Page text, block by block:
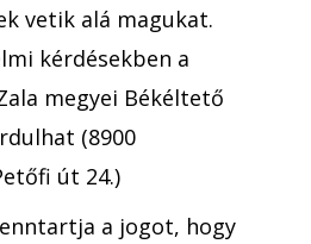
vetik alá magukat.
kérdésekben a
megyei Békéltető
(8900
út 24.)
a jogot, hogy